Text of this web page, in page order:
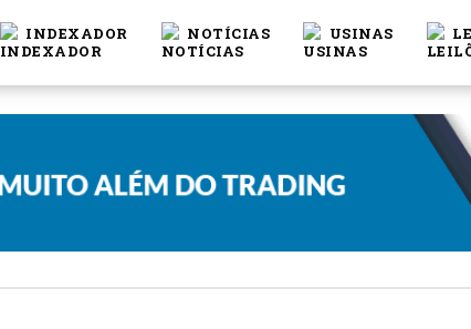
INDEXADOR NOTÍCIAS USINAS